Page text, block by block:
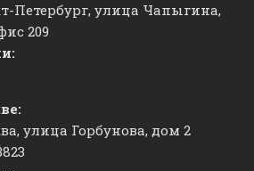
Петербург, улица Чапыгина,
209
улица Горбунова, дом 2